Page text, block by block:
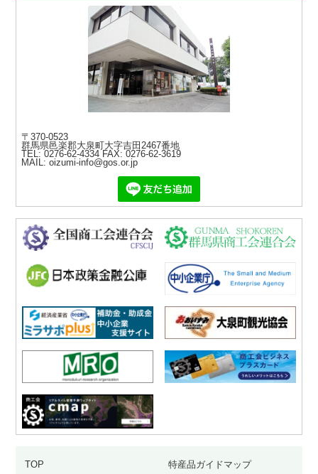
〒370-0523
群馬県邑楽郡大泉町大字吉田2467番地
TEL: 0276-62-4334FAX: 0276-62-3619
MAIL: oizumi-info@gos.or.jp
TOP 特産品ガイドマップ